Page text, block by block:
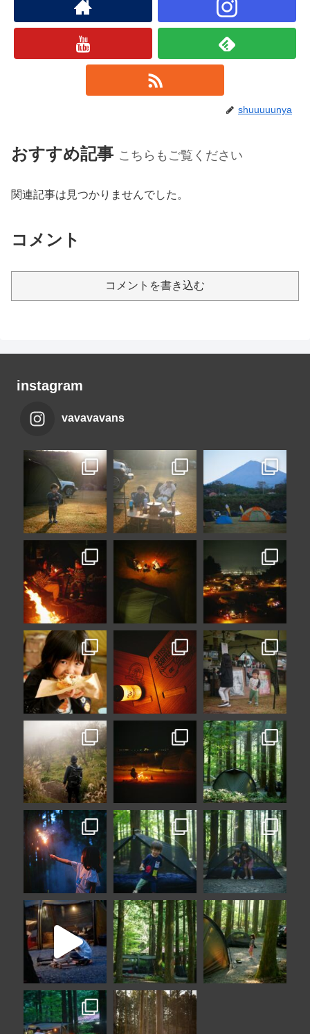
shuuuuunya
おすすめ記事 こちらもご覧ください
関連記事は見つかりませんでした。
コメント
コメントを書き込む
instagram
vavavavans